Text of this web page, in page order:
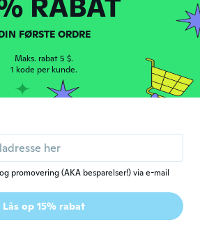
do Brasil seria um número maior
assim usarei!
15 anmeldelser ·
· 5 anmeldelser · 3 overførsler
gusta los acabados que tiene,
y elegante
FØRSTE ORDRE
Maks. rabat 5 $.
1 kode per kunde.
promovering (AKA besparelser!) via e-mail
Lås op 15% rabat